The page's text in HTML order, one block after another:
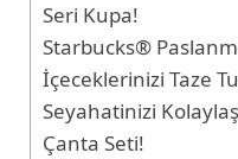
Seri Kupa!
Starbucks®
İçeceklerinizi Taze
Seyahatinizi
Çanta Seti!